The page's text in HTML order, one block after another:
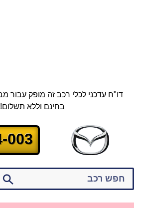
דו"ח עדכני לכלי רכב זה מופק עבור
בחינם וללא תשלום!
003